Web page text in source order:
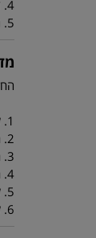
4. דמי משלוח יחוייבו ע"פ המחיר שנקבע לכל מוצר ומוצר, בהזמנה מתחת ל 250 ש"ח יחוייב הלקוח ב 40 ש"ח דמי משלוח.
5. מחירי המשלוח המצויינים באתר אינם תקפים לאזור אילת והערבה ולאיזורים ביו"ש או יישובים מרוחקים. מחירי משלוח סופיים ניתן לקבל מנציגי החברה.
1. לקוח המעוניין לבטל עסקה שעשה, רשאי לעשות זאת בכפוף ובהתאם להוראות החוק להגנת הצרכן התשמ"א 1981.
2. החזרת מוצרים תתאפשר אך ורק בשלמותם ובאריזתם המקורית.
3. החברה תנכה מסכום ההחזר את עלויות המשלוח וההוצאות שנגרמו לה בעקבות החזרת המוצרים.
4. החזרת מוצרים תתבצע אך ורק במשרדי החברה ללא קשר למיקום הלקוח, אם הלקוח מחליט לשלוח את המוצר ע"י חברת שליחויות, יהיה הלקוח אחראי למצב המוצר שהחזיר.
5. לא ניתן להחזיר מוצר שנעשה בו שימוש.
6. למרות האמור לעיל, היה והחברה הסכימה לפנים משורת הדין לקבל בחזרה מוצר שנעשה בו שימוש על ידי הלקוח - ינוכו מסכום ההחזר דמי המשלוח וסכום אשר יוחלט עליו ע"י החברה.